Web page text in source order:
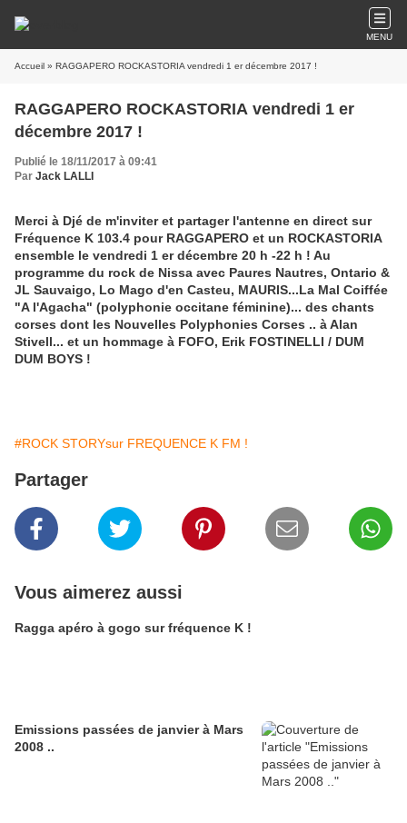
MENU
Accueil » RAGGAPERO ROCKASTORIA vendredi 1 er décembre 2017 !
RAGGAPERO ROCKASTORIA vendredi 1 er
décembre 2017 !
Publié le 18/11/2017 à 09:41
Par Jack LALLI
Merci à Djé de m'inviter et partager l'antenne en direct sur
Fréquence K 103.4 pour RAGGAPERO et un ROCKASTORIA
ensemble le vendredi 1 er décembre 20 h -22 h ! Au
programme du rock de Nissa avec Paures Nautres, Ontario &
JL Sauvaigo, Lo Mago d'en Casteu, MAURIS...La Mal Coiffée
"A l'Agacha" (polyphonie occitane féminine)... des chants
corses dont les Nouvelles Polyphonies Corses .. à Alan
Stivell... et un hommage à FOFO, Erik FOSTINELLI / DUM
DUM BOYS !
#ROCK STORYsur FREQUENCE K FM !
Partager
Vous aimerez aussi
Ragga apéro à gogo sur fréquence K !
Emissions passées de janvier à Mars
2008 ..